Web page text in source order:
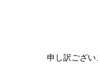
申し訳ござい